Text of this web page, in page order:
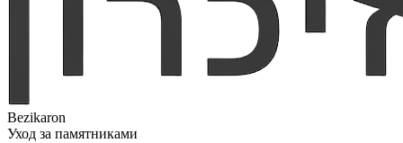
Bezikaron
Уход за памятниками